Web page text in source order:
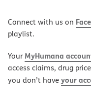
Connect with us on
playlist.
Your MyHumana
access claims, drug
you don’t haveyour